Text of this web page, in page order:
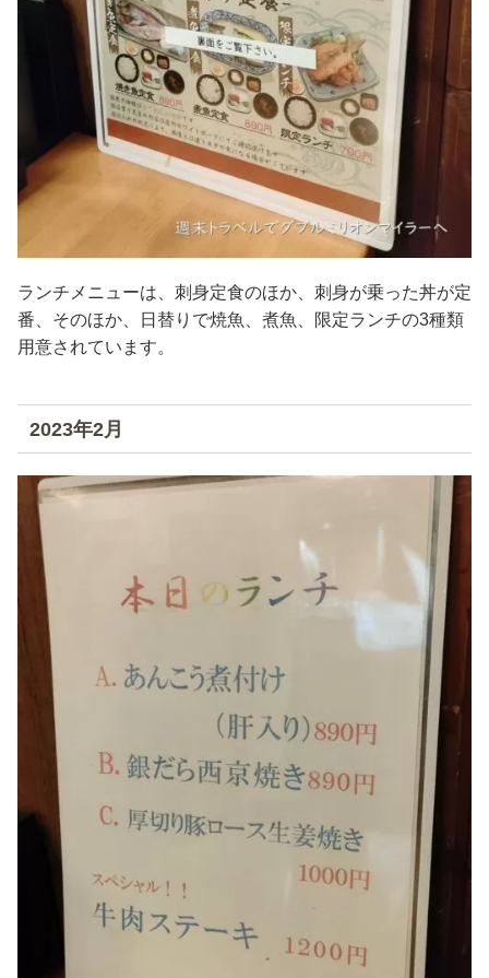
ランチメニューは、刺身定食のほか、刺身が乗った丼が定
番、そのほか、日替りで焼魚、煮魚、限定ランチの3種類
用意されています。
2023年2月